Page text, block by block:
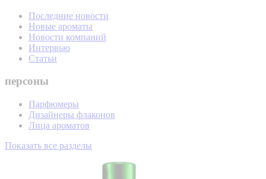
Последние новости
Новые ароматы
Новости компаний
Интервью
Статьи
персоны
Парфюмеры
Дизайнеры флаконов
Лица ароматов
Показать все разделы